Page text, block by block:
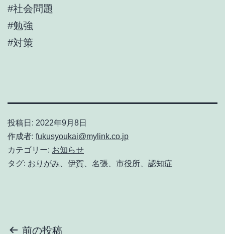
#社会問題
#勉強
#対策
投稿日: 2022年9月8日
作成者: fukusyoukai@mylink.co.jp
カテゴリー: お知らせ
タグ: おりがみ 伊賀 名張 市役所 認知症
前の投稿